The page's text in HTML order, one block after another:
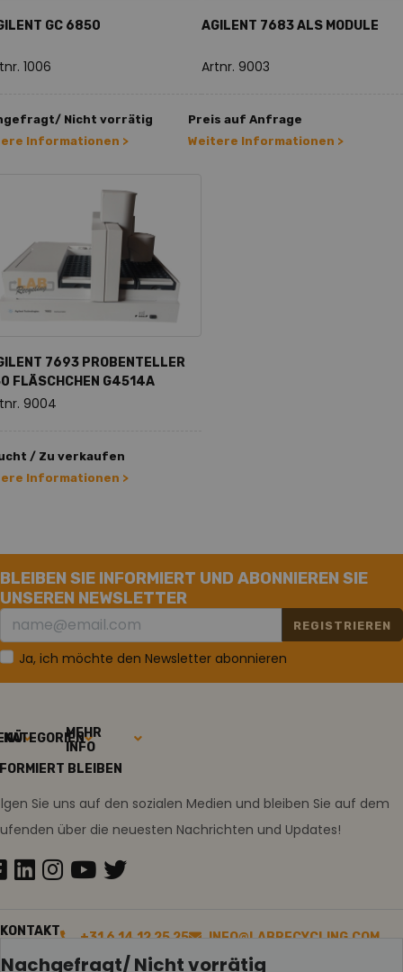
Nachgefragt/ Nicht vorrätig
GC 6850
1006
Nicht vorrätig
Informationen >
AGILENT 7683 ALS MODULE
Artnr. 9003
Preis auf Anfrage
Weitere Informationen >
7693 PROBENTELLER
FLÄSCHCHEN G4514A
9004
/ Zu verkaufen
Informationen >
BLEIBEN SIE INFORMIERT UND ABONNIEREN SIE
UNSEREN NEWSLETTER
REGISTRIEREN
Ja, ich möchte den Newsletter abonnieren
KATEGORIENMEHR
INFO
BLEIBEN
Sie uns auf den sozialen Medien und bleiben Sie auf dem
über die neuesten Nachrichten und Updates!
KONTAKT +31 6 14 12 25 25 INFO@LABRECYCLING.COM